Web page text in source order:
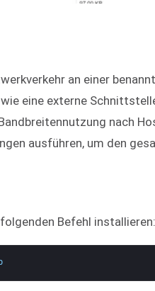
an einer
eine externe
nach
ausführen, um den
Befehl installieren: